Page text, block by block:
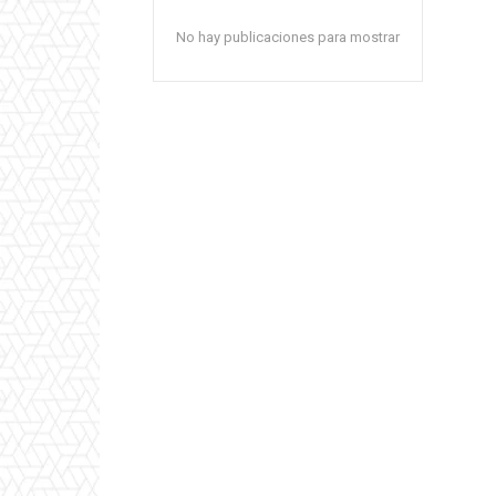
No hay publicaciones para mostrar